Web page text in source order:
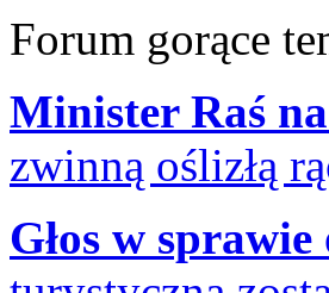
Forum gorące
Minister Raś
zwinną oślizłą
Głos w